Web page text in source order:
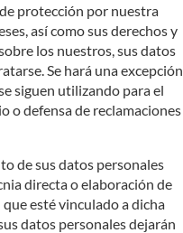
protección por nuestra
así como sus derechos y
los nuestros, sus datos
Se hará una excepción
siguen utilizando para el
o defensa de reclamaciones
de sus datos personales
directa o elaboración de
esté vinculado a dicha
datos personales dejarán